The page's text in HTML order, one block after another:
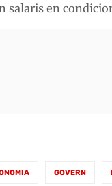
salaris en
GOVERN